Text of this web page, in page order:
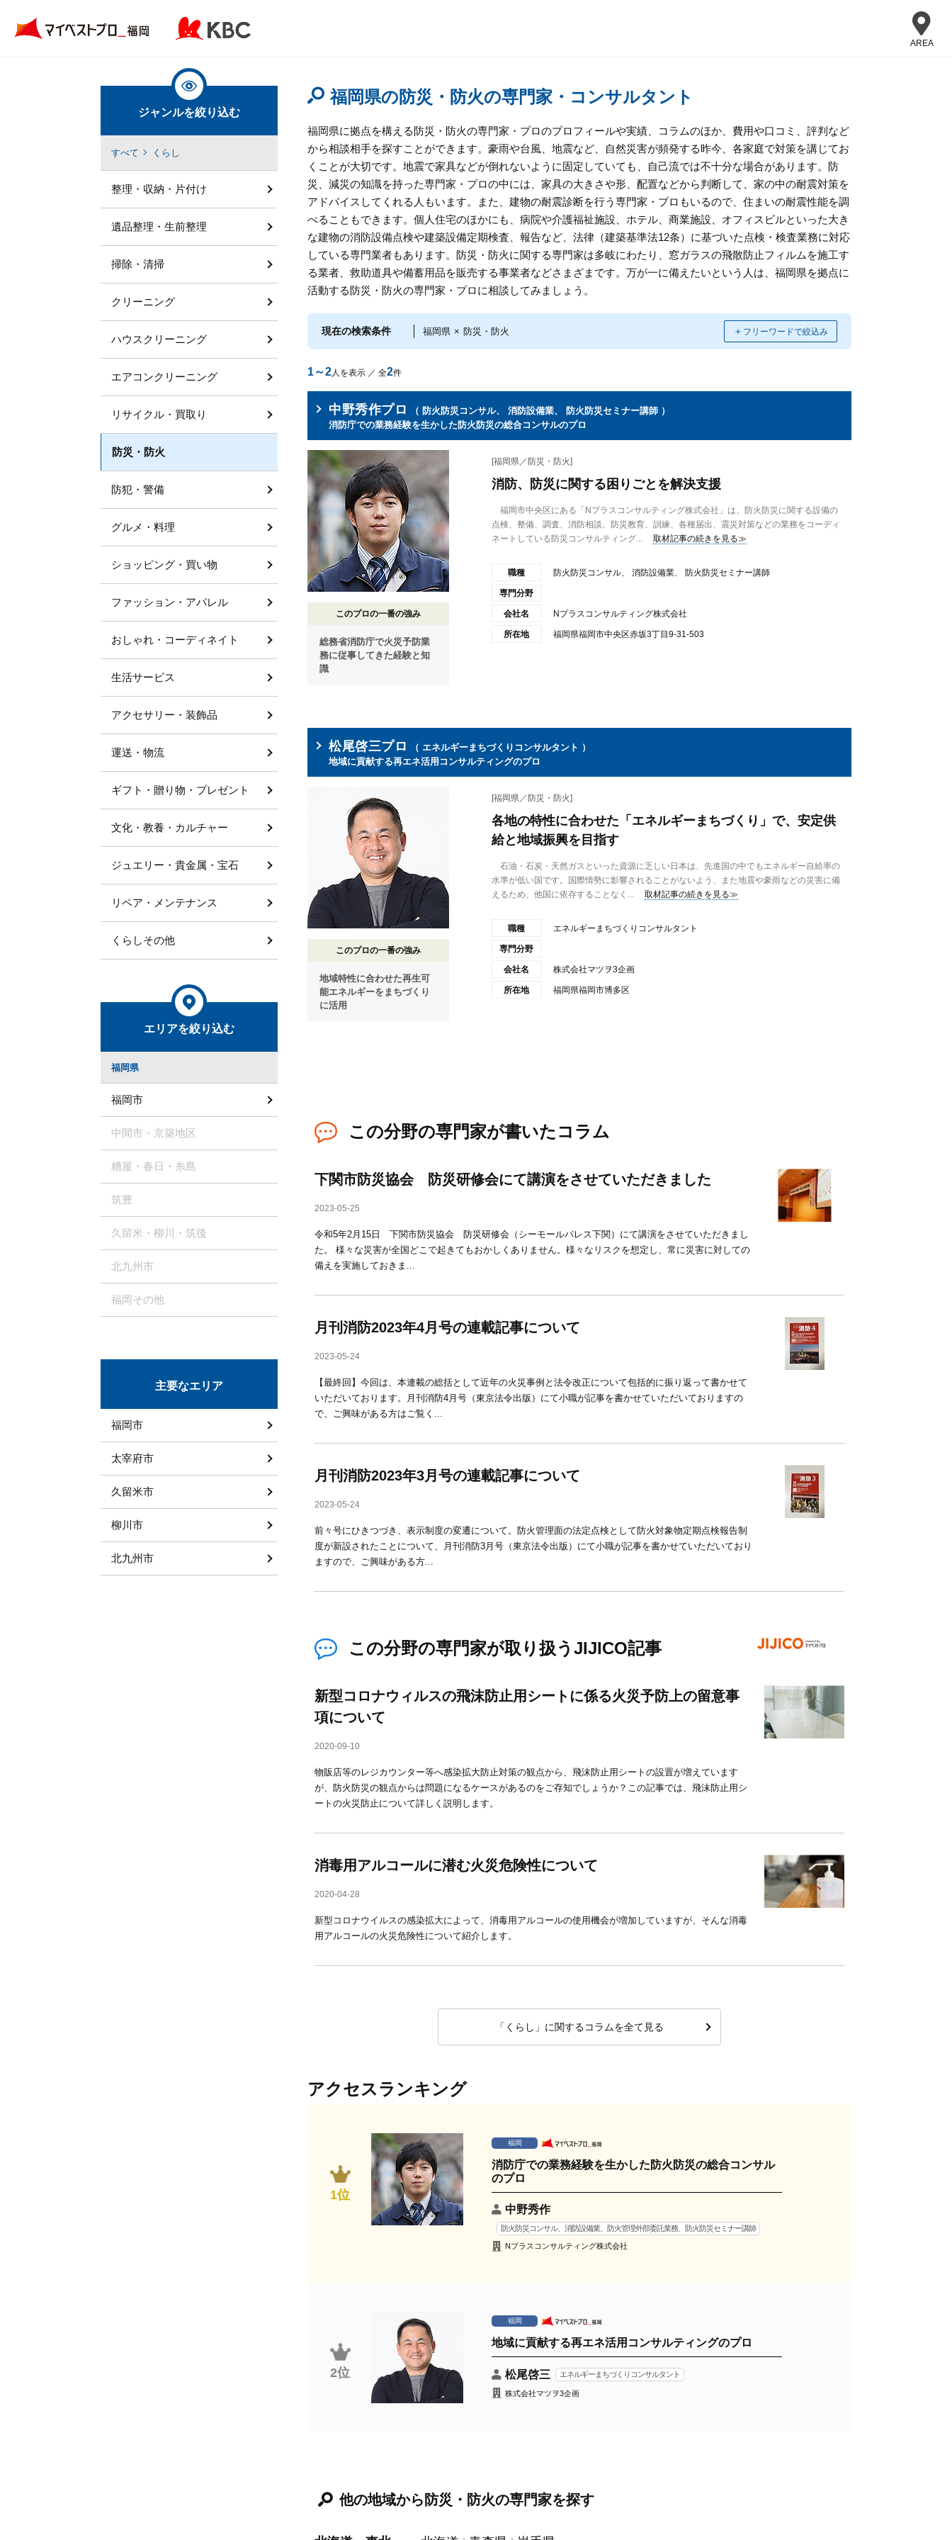
AREA
福岡県の防災・防火の専門家・コンサルタント
福岡県に拠点を構える防災・防火の専門家・プロのプロフィールや実績、コラムのほか、費用や口コミ、評判など
から相談相手を探すことができます。豪雨や台風、地震など、自然災害が頻発する昨今、各家庭で対策を講じてお
くことが大切です。地震で家具などが倒れないように固定していても、自己流では不十分な場合があります。防
災、減災の知識を持った専門家・プロの中には、家具の大きさや形、配置などから判断して、家の中の耐震対策を
アドバイスしてくれる人もいます。また、建物の耐震診断を行う専門家・プロもいるので、住まいの耐震性能を調
べることもできます。個人住宅のほかにも、病院や介護福祉施設、ホテル、商業施設、オフィスビルといった大き
な建物の消防設備点検や建築設備定期検査、報告など、法律（建築基準法12条）に基づいた点検・検査業務に対応
している専門業者もあります。防災・防火に関する専門家は多岐にわたり、窓ガラスの飛散防止フィルムを施工す
る業者、救助道具や備蓄用品を販売する事業者などさまざまです。万が一に備えたいという人は、福岡県を拠点に
活動する防災・防火の専門家・プロに相談してみましょう。
現在の検索条件 福岡県 × 防災・防火 ＋ フリーワードで絞込み
1～2人を表示 ／ 全2件
中野秀作プロ
（ 防火防災コンサル、 消防設備業、 防火防災セミナー講師 ）
消防庁での業務経験を生かした防火防災の総合コンサルのプロ
このプロの一番の強み
総務省消防庁で火災予防業
務に従事してきた経験と知
識
[福岡県／防災・防火]
消防、防災に関する困りごとを解決支援
福岡市中央区にある「Nプラスコンサルティング株式会社」は、防火防災に関する設備の
点検、整備、調査、消防相談、防災教育、訓練、各種届出、震災対策などの業務をコーディ
ネートしている防災コンサルティング...
取材記事の続きを見る≫
職種 防火防災コンサル、 消防設備業、 防火防災セミナー講師
専門分野
会社名 Nプラスコンサルティング株式会社
所在地 福岡県福岡市中央区赤坂3丁目9-31-503
松尾啓三プロ
（ エネルギーまちづくりコンサルタント ）
地域に貢献する再エネ活用コンサルティングのプロ
このプロの一番の強み
地域特性に合わせた再生可
能エネルギーをまちづくり
に活用
[福岡県／防災・防火]
各地の特性に合わせた「エネルギーまちづくり」で、安定供
給と地域振興を目指す
石油・石炭・天然ガスといった資源に乏しい日本は、先進国の中でもエネルギー自給率の
水準が低い国です。国際情勢に影響されることがないよう、また地震や豪雨などの災害に備
えるため、他国に依存することなく...
取材記事の続きを見る≫
職種 エネルギーまちづくりコンサルタント
専門分野
会社名 株式会社マツヲ3企画
所在地 福岡県福岡市博多区
この分野の専門家が書いたコラム
下関市防災協会 防災研修会にて講演をさせていただきました
2023-05-25
令和5年2月15日 下関市防災協会 防災研修会（シーモールパレス下関）にて講演をさせていただきまし
た。 様々な災害が全国どこで起きてもおかしくありません。様々なリスクを想定し、常に災害に対しての
備えを実施しておきま...
月刊消防2023年4月号の連載記事について
2023-05-24
【最終回】今回は、本連載の総括として近年の火災事例と法令改正について包括的に振り返って書かせて
いただいております。月刊消防4月号（東京法令出版）にて小職が記事を書かせていただいておりますの
で、ご興味がある方はご覧く...
月刊消防2023年3月号の連載記事について
2023-05-24
前々号にひきつづき、表示制度の変遷について。防火管理面の法定点検として防火対象物定期点検報告制
度が新設されたことについて、月刊消防3月号（東京法令出版）にて小職が記事を書かせていただいており
ますので、ご興味がある方...
この分野の専門家が取り扱うJIJICO記事
新型コロナウィルスの飛沫防止用シートに係る火災予防上の留意事
項について
2020-09-10
物販店等のレジカウンター等へ感染拡大防止対策の観点から、飛沫防止用シートの設置が増えています
が、防火防災の観点からは問題になるケースがあるのをご存知でしょうか？この記事では、飛沫防止用シ
ートの火災防止について詳しく説明します。
消毒用アルコールに潜む火災危険性について
2020-04-28
新型コロナウイルスの感染拡大によって、消毒用アルコールの使用機会が増加していますが、そんな消毒
用アルコールの火災危険性について紹介します。
「くらし」に関するコラムを全て見る
アクセスランキング
1位
福岡
消防庁での業務経験を生かした防火防災の総合コンサル
のプロ
中野秀作
防火防災コンサル、消防設備業、防火管理外部委託業務、防火防災セミナー講師
Nプラスコンサルティング株式会社
2位
福岡
地域に貢献する再エネ活用コンサルティングのプロ
松尾啓三 エネルギーまちづくりコンサルタント
株式会社マツヲ3企画
他の地域から防災・防火の専門家を探す
ジャンルを絞り込む
すべて くらし
整理・収納・片付け
遺品整理・生前整理
掃除・清掃
クリーニング
ハウスクリーニング
エアコンクリーニング
リサイクル・買取り
防災・防火
防犯・警備
グルメ・料理
ショッピング・買い物
ファッション・アパレル
おしゃれ・コーディネイト
生活サービス
アクセサリー・装飾品
運送・物流
ギフト・贈り物・プレゼント
文化・教養・カルチャー
ジュエリー・貴金属・宝石
リペア・メンテナンス
くらしその他
エリアを絞り込む
福岡県
福岡市
中間市・京築地区
糟屋・春日・糸島
筑豊
久留米・柳川・筑後
北九州市
福岡その他
主要なエリア
福岡市
太宰府市
久留米市
柳川市
北九州市